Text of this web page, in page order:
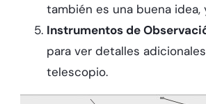
también es una buena
Instrumentos de
para ver detalles
telescopio.